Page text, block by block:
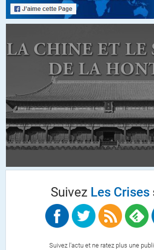
dommages et intérêts à coup de milliards de
qui auraient l’audace de passer outre les
Du coup, on essaie d’être gentils, d’être
comme ils traitent leurs alliés, on peut avoir
qui arrive aux éléments qui auraient des
Rémi//30.09.2016 à 21h06
Ca s#est passé en 2003 pour la guerre
Ensuite les USA nous otn punis
d’amendes et de soutients aux plans
L’aboutissement a été l’éléction de
scorpionbleu 30.09.2016 à 18h35
Suivez Les Crises
Suivez l'actu et ne ratez plus une